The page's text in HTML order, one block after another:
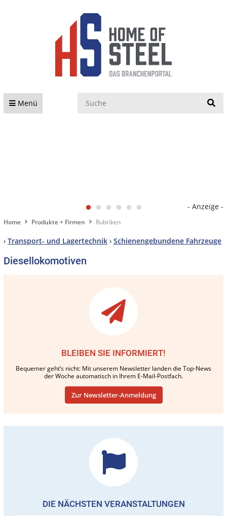
Menü
- Anzeige -
Home Produkte + Firmen Rubriken
› Transport- und Lagertechnik › Schienengebundene Fahrzeuge
Diesellokomotiven
BLEIBEN SIE INFORMIERT!
Bequemer geht’s nicht: Mit unserem Newsletter landen die Top-News
der Woche automatisch in Ihrem E-Mail-Postfach.
Zur Newsletter-Anmeldung
DIE NÄCHSTEN VERANSTALTUNGEN